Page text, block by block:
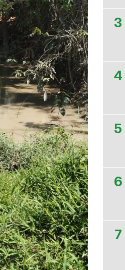
3
4
5
6
7